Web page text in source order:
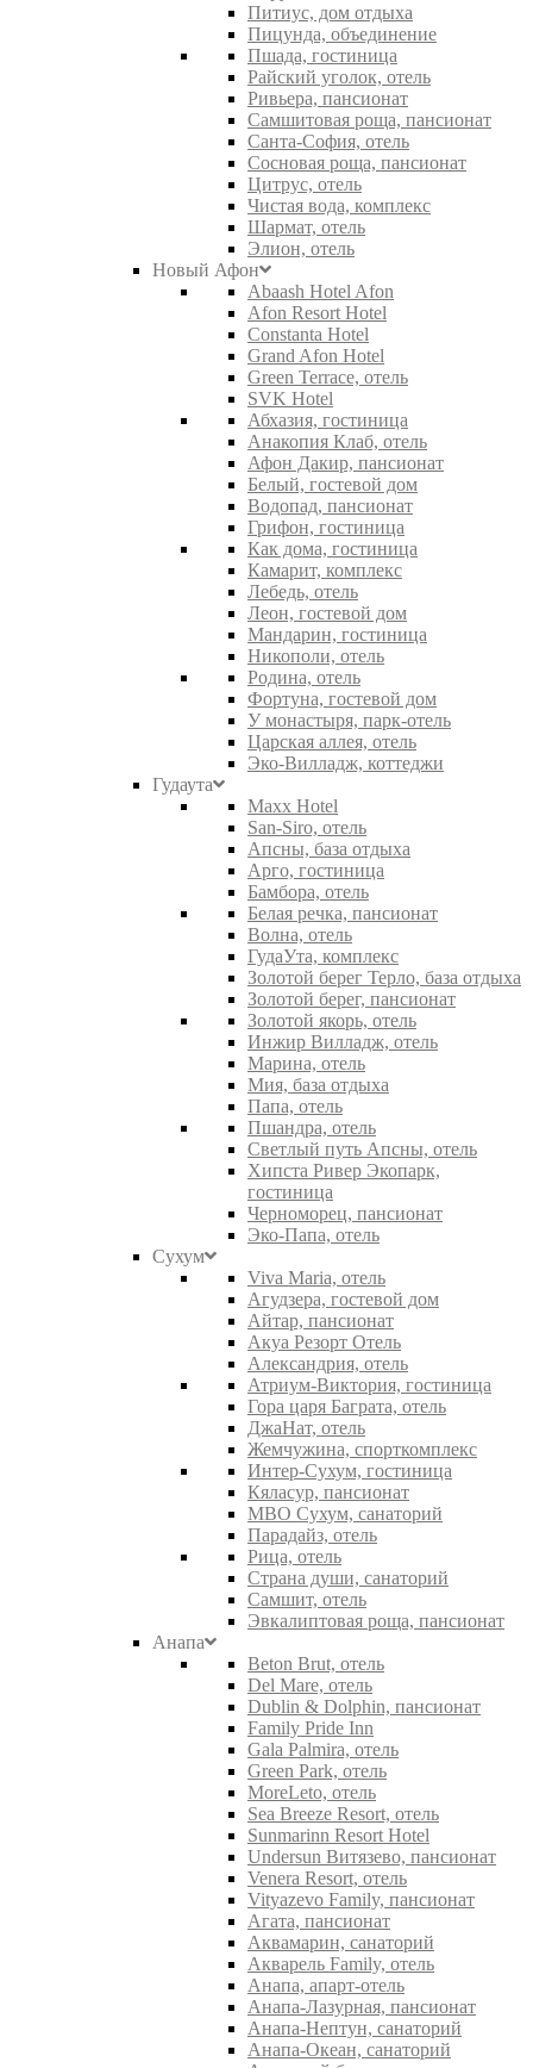
Питиус, дом отдыха
Пицунда, объединение
Пшада, гостиница
Райский уголок, отель
Ривьера, пансионат
Самшитовая роща, пансионат
Санта-София, отель
Сосновая роща, пансионат
Цитрус, отель
Чистая вода, комплекс
Шармат, отель
Элион, отель
Новый Афон
Abaash Hotel Afon
Afon Resort Hotel
Constanta Hotel
Grand Afon Hotel
Green Terrace, отель
SVK Hotel
Абхазия, гостиница
Анакопия Клаб, отель
Афон Дакир, пансионат
Белый, гостевой дом
Водопад, пансионат
Грифон, гостиница
Как дома, гостиница
Камарит, комплекс
Лебедь, отель
Леон, гостевой дом
Мандарин, гостиница
Никополи, отель
Родина, отель
Фортуна, гостевой дом
У монастыря, парк-отель
Царская аллея, отель
Эко-Вилладж, коттеджи
Гудаута
Maxx Hotel
San-Siro, отель
Апсны, база отдыха
Арго, гостиница
Бамбора, отель
Белая речка, пансионат
Волна, отель
ГудаУта, комплекс
Золотой берег Терло, база отдыха
Золотой берег, пансионат
Золотой якорь, отель
Инжир Вилладж, отель
Марина, отель
Мия, база отдыха
Папа, отель
Пшандра, отель
Светлый путь Апсны, отель
Хипста Ривер Экопарк,
гостиница
Черноморец, пансионат
Эко-Папа, отель
Сухум
Viva Maria, отель
Агудзера, гостевой дом
Айтар, пансионат
Акуа Резорт Отель
Александрия, отель
Атриум-Виктория, гостиница
Гора царя Баграта, отель
ДжаНат, отель
Жемчужина, спорткомплекс
Интер-Сухум, гостиница
Кяласур, пансионат
МВО Сухум, санаторий
Парадайз, отель
Рица, отель
Страна души, санаторий
Самшит, отель
Эвкалиптовая роща, пансионат
Анапа
Beton Brut, отель
Del Mare, отель
Dublin & Dolphin, пансионат
Family Pride Inn
Gala Palmira, отель
Green Park, отель
MoreLeto, отель
Sea Breeze Resort, отель
Sunmarinn Resort Hotel
Undersun Витязево, пансионат
Venera Resort, отель
Vityazevo Family, пансионат
Агата, пансионат
Аквамарин, санаторий
Акварель Family, отель
Анапа, апарт-отель
Анапа-Лазурная, пансионат
Анапа-Нептун, санаторий
Анапа-Океан, санаторий